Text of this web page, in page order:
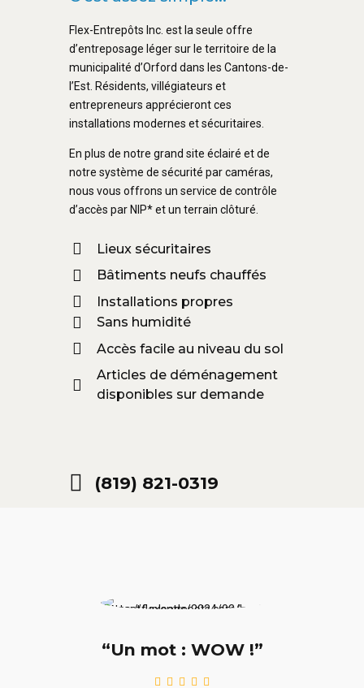
Flex-Entrepôts Inc. est la seule offre
d’entreposage léger sur le territoire de la
municipalité d’Orford dans les Cantons-de-
l’Est. Résidents, villégiateurs et
entrepreneurs apprécieront ces
installations modernes et sécuritaires.
En plus de notre grand site éclairé et de
notre système de sécurité par caméras,
nous vous offrons un service de contrôle
d’accès par NIP* et un terrain clôturé.
Lieux sécuritaires
Bâtiments neufs chauffés
Installations propres
Sans humidité
Accès facile au niveau du sol
Articles de déménagement
disponibles sur demande
(819) 821-0319
“Un mot : WOW !”